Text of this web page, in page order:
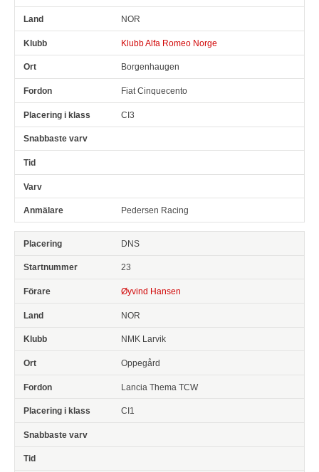
NOR
Klubb Alfa Romeo Norge
Borgenhaugen
Fiat Cinquecento
CI3
Pedersen Racing
DNS
23
Øyvind Hansen
NOR
NMK Larvik
Oppegård
Lancia Thema TCW
CI1